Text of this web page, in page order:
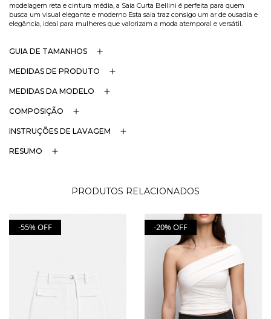
modelagem reta e cintura média, a Saia Curta Bellini é perfeita para quem
busca um visual elegante e moderno Esta saia traz consigo um ar de ousadia e
elegância, ideal para mulheres que valorizam a moda atemporal e versátil.
GUIA DE TAMANHOS
MEDIDAS DE PRODUTO
MEDIDAS DA MODELO
COMPOSIÇÃO
INSTRUÇÕES DE LAVAGEM
RESUMO
PRODUTOS RELACIONADOS
-55% OFF -20% OFF